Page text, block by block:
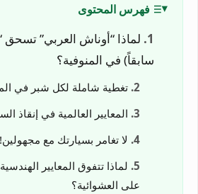
فهرس المحتوى
لماذا “أوناش العربي” تسحق
سابقاً) في المنوفية؟
تغطية شاملة لكل شبر في
المعايير العالمية في إنقاذ
لا تغامر بسيارتك مع مجهولين!
لماذا تتفوق المعايير
على العشوائية؟